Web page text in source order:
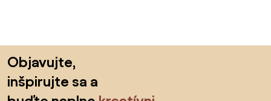
Objavujte,
inšpirujte sa a